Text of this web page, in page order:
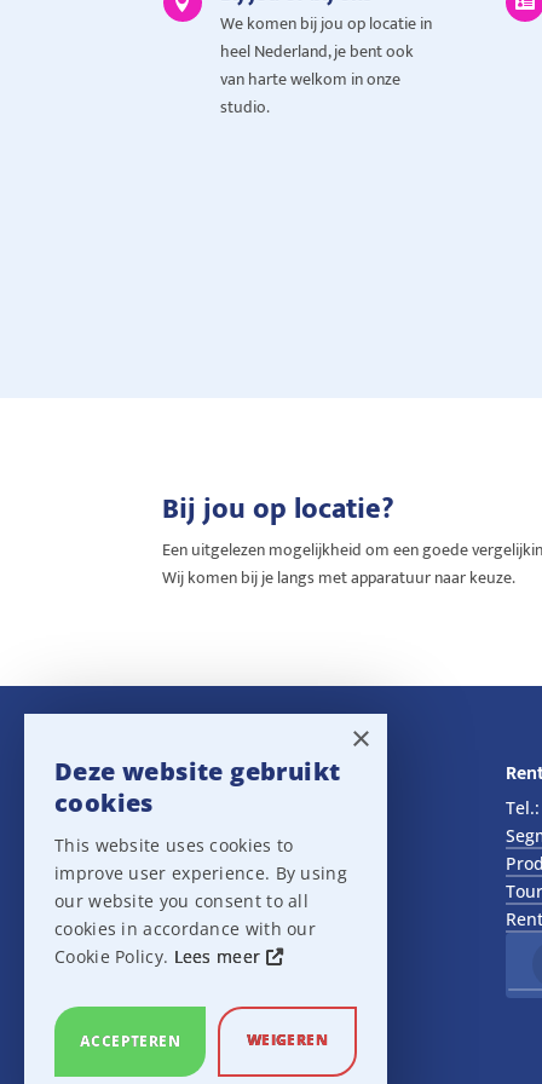
We komen bij jou op locatie in
heel Nederland, je bent ook
van harte welkom in onze
studio.
Bij jou op locatie?
Een uitgelezen mogelijkheid om een goede
Wij komen bij je langs met apparatuur naar keuze.
Navigatie
About us
Het team
Support
Sitemap
Cookie Settings
Tel.:
×
Deze website gebruikt
cookies
This website uses cookies to
improve user experience. By using
our website you consent to all
cookies in accordance with our
Cookie Policy. Lees meer
ACCEPTEREN WEIGEREN